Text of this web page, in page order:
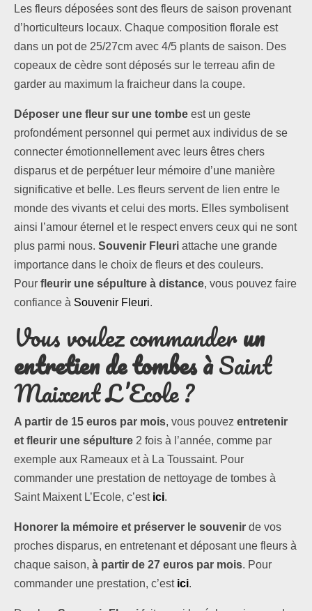
Les fleurs déposées sont des fleurs de saison provenant
d’horticulteurs locaux. Chaque composition florale est
dans un pot de 25/27cm avec 4/5 plants de saison. Des
copeaux de cèdre sont déposés sur le terreau afin de
garder au maximum la fraicheur dans la coupe.
Déposer une fleur sur une tombe est un geste
profondément personnel qui permet aux individus de se
connecter émotionnellement avec leurs êtres chers
disparus et de perpétuer leur mémoire d’une manière
significative et belle. Les fleurs servent de lien entre le
monde des vivants et celui des morts. Elles symbolisent
ainsi l’amour éternel et le respect envers ceux qui ne sont
plus parmi nous. Souvenir Fleuri attache une grande
importance dans le choix de fleurs et des couleurs.
Pour fleurir une sépulture à distance, vous pouvez faire
confiance à Souvenir Fleuri.
Vous voulez commanderun
entretien de tombes àSaint
Maixent L’Ecole ?
A partir de 15 euros par mois, vous pouvez entretenir
et fleurir une sépulture 2 fois à l’année, comme par
exemple aux Rameaux et à La Toussaint. Pour
commander une prestation de nettoyage de tombes à
Saint Maixent L’Ecole, c’est ici.
Honorer la mémoire et préserver le souvenir de vos
proches disparus, en entretenant et déposant une fleurs à
chaque saison, à partir de 27 euros par mois. Pour
commander une prestation, c’est ici.